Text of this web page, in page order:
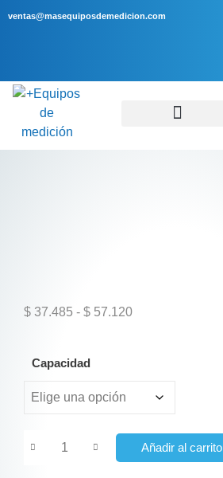
ventas@masequiposdemedicion.com
$ 37.485 - $ 57.120
Capacidad
Añadir al carrito